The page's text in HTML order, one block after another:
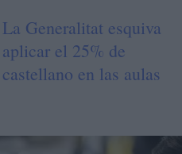
La Generalitat esquiva
aplicar el 25% de
castellano en las aulas